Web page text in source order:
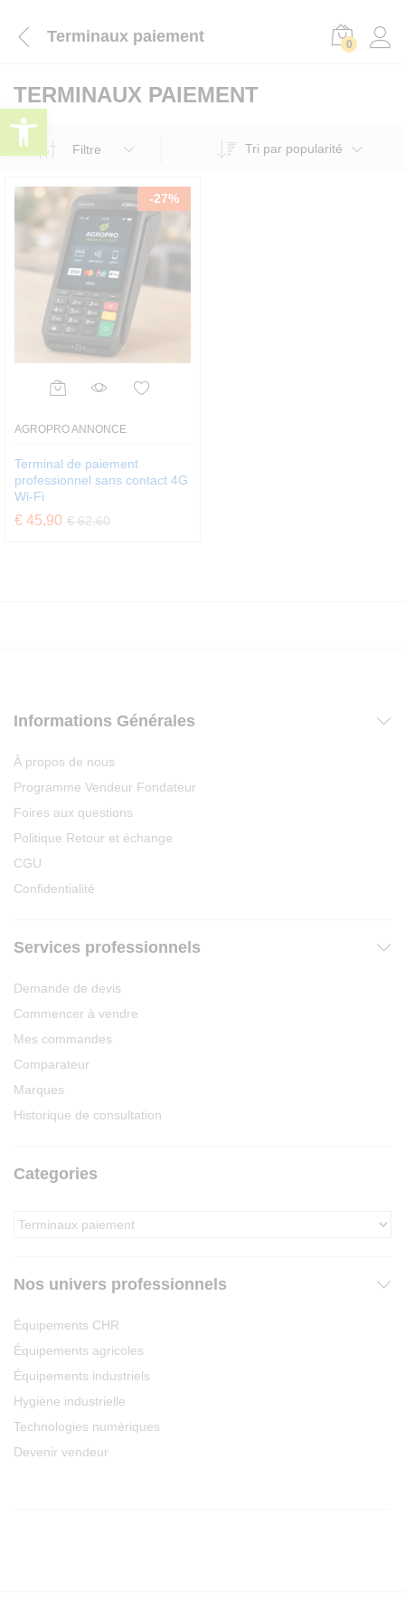
Terminaux paiement 0
TERMINAUX PAIEMENT
Filtre Tri par popularité
-27%
AGROPRO ANNONCE
Terminal de paiement
professionnel sans contact 4G
Wi-Fi
€ 45,90 €62,60
Informations Générales
À propos de nous
Programme Vendeur Fondateur
Foires aux questions
Politique Retour et échange
CGU
Confidentialité
Services professionnels
Demande de devis
Commencer à vendre
Mes commandes
Comparateur
Marques
Historique de consultation
Categories
Nos univers professionnels
Équipements CHR
Équipements agricoles
Équipements industriels
Hygiène industrielle
Technologies numériques
Devenir vendeur
Ouvrir la barre d’outils